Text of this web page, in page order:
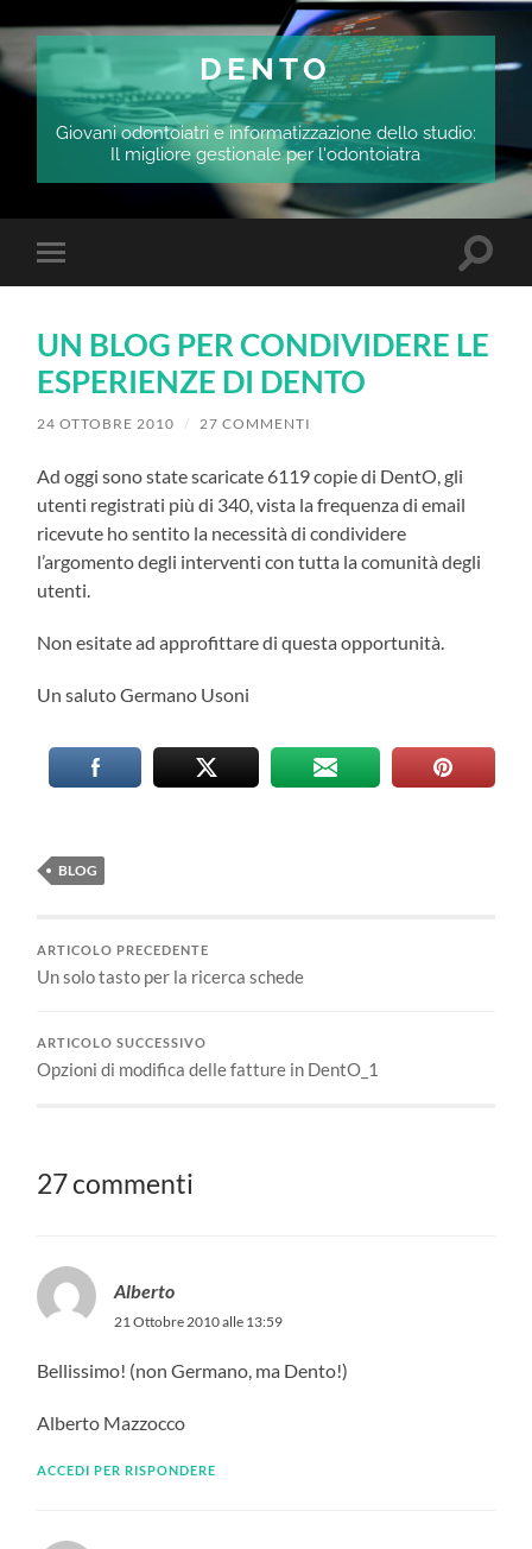
DENTO
Giovani odontoiatri e informatizzazione dello studio:
Il migliore gestionale per l'odontoiatra
Attiva/disattiva
il
dispositivi
mobili
ricerca
UN BLOG PER CONDIVIDERE LE
ESPERIENZE DI DENTO
24 OTTOBRE 2010 / 27 COMMENTI
Ad oggi sono state scaricate 6119 copie di DentO, gli
utenti registrati più di 340, vista la frequenza di email
ricevute ho sentito la necessità di condividere
l’argomento degli interventi con tutta la comunità degli
utenti.
Non esitate ad approfittare di questa opportunità.
Un saluto Germano Usoni
BLOG
ARTICOLO PRECEDENTE
Un solo tasto per la ricerca schede
ARTICOLO SUCCESSIVO
Opzioni di modifica delle fatture in DentO_1
27 commenti
Alberto
21 Ottobre 2010 alle 13:59
Bellissimo! (non Germano, ma Dento!)
Alberto Mazzocco
ACCEDI PER RISPONDERE